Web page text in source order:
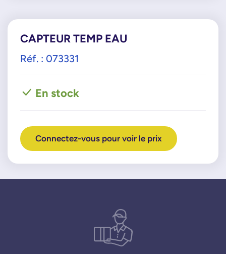
CAPTEUR TEMP EAU
Réf. : 073331
En stock
Connectez-vous pour voir le prix